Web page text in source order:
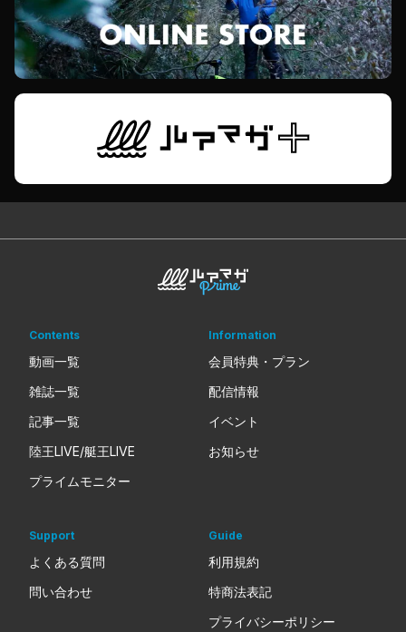
Contents
動画一覧
雑誌一覧
記事一覧
陸王LIVE/艇王LIVE
プライムモニター
Information
会員特典・プラン
配信情報
イベント
お知らせ
Support
よくある質問
問い合わせ
Guide
利用規約
特商法表記
プライバシーポリシー